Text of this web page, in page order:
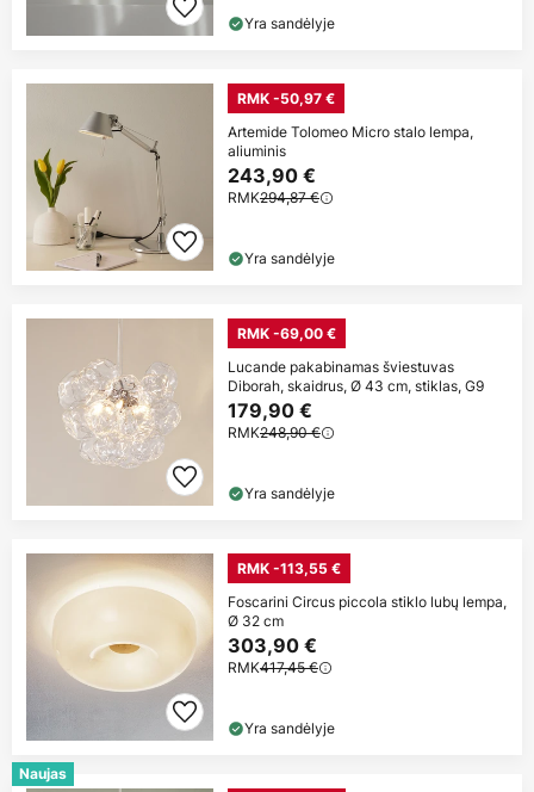
Yra sandėlyje
RMK -50,97 €
Artemide Tolomeo Micro stalo lempa,
aliuminis
243,90 €
RMK294,87 €
Yra sandėlyje
RMK -69,00 €
Lucande pakabinamas šviestuvas
Diborah, skaidrus, Ø 43 cm, stiklas, G9
179,90 €
RMK248,90 €
Yra sandėlyje
RMK -113,55 €
Foscarini Circus piccola stiklo lubų lempa,
Ø 32 cm
303,90 €
RMK417,45 €
Yra sandėlyje
Naujas